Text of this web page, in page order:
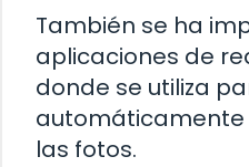
También se ha
aplicaciones de
donde se utiliza
automáticamente
las fotos.